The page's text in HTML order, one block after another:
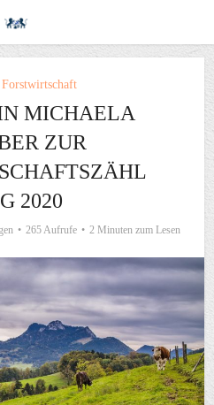
MICHAELA
ZUR
2020
265 Aufrufe 2 Minuten zum Lesen